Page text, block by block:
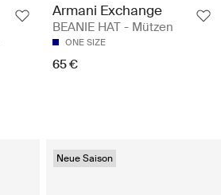
Armani Exchange
BEANIE HAT - Mützen
ONE SIZE
65 €
Neue Saison